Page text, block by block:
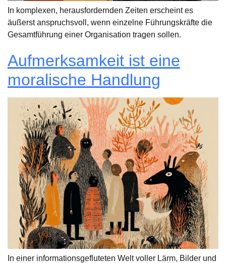
In komplexen, herausfordernden Zeiten erscheint es
äußerst anspruchsvoll, wenn einzelne Führungskräfte die
Gesamtführung einer Organisation tragen sollen.
Aufmerksamkeit ist eine
moralische Handlung
In einer informationsgefluteten Welt voller Lärm, Bilder und